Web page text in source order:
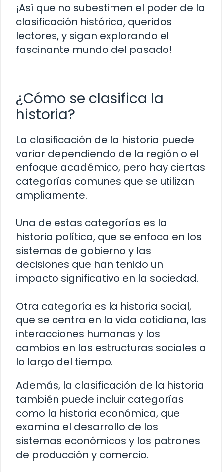
¡Así que no subestimen el poder de la
clasificación histórica, queridos
lectores, y sigan explorando el
fascinante mundo del pasado!
¿Cómo se clasifica la
historia?
La clasificación de la historia puede
variar dependiendo de la región o el
enfoque académico, pero hay ciertas
categorías comunes que se utilizan
ampliamente.
Una de estas categorías es la
historia política, que se enfoca en los
sistemas de gobierno y las
decisiones que han tenido un
impacto significativo en la sociedad.
Otra categoría es la historia social,
que se centra en la vida cotidiana, las
interacciones humanas y los
cambios en las estructuras sociales a
lo largo del tiempo.
Además, la clasificación de la historia
también puede incluir categorías
como la historia económica, que
examina el desarrollo de los
sistemas económicos y los patrones
de producción y comercio.